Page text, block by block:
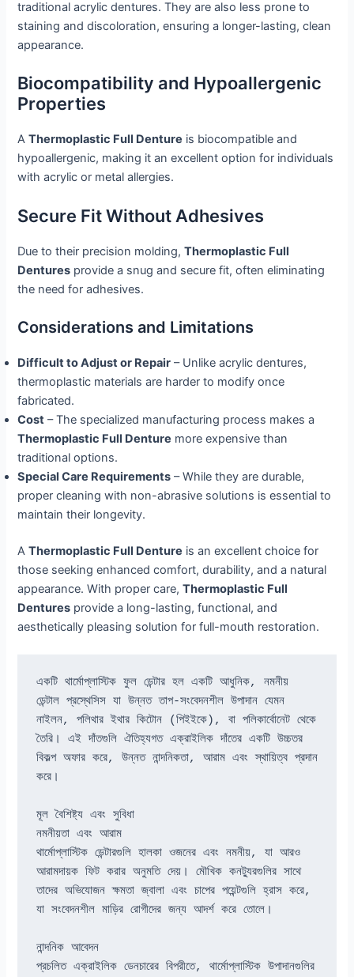
traditional acrylic dentures. They are also less prone to
staining and discoloration, ensuring a longer-lasting, clean
appearance.
Biocompatibility and Hypoallergenic
Properties
AThermoplastic Full Denture is biocompatible and
hypoallergenic, making it an excellent option for individuals
with acrylic or metal allergies.
Secure Fit Without Adhesives
Due to their precision molding,Thermoplastic Full
Dentures provide a snug and secure fit, often eliminating
the need for adhesives.
Considerations and Limitations
Difficult to Adjust or Repair – Unlike acrylic dentures,
thermoplastic materials are harder to modify once
fabricated.
Cost – The specialized manufacturing process makes a
Thermoplastic Full Denture more expensive than
traditional options.
Special Care Requirements – While they are durable,
proper cleaning with non-abrasive solutions is essential to
maintain their longevity.
AThermoplastic Full Denture is an excellent choice for
those seeking enhanced comfort, durability, and a natural
appearance. With proper care,Thermoplastic Full
Dentures provide a long-lasting, functional, and
aesthetically pleasing solution for full-mouth restoration.
একটি থার্মোপ্লাস্টিক ফুল ডেন্টার হল একটি আধুনিক, নমনীয়
ডেন্টাল প্রস্থেসিস যা উন্নত তাপ-সংবেদনশীল উপাদান যেমন
নাইলন, পলিথার ইথার কিটোন (পিইইকে), বা পলিকার্বোনেট থেকে
তৈরি। এই দাঁতগুলি ঐতিহ্যগত এক্রাইলিক দাঁতের একটি উচ্চতর
বিকল্প অফার করে, উন্নত নান্দনিকতা, আরাম এবং স্থায়িত্ব প্রদান
করে।
মূল বৈশিষ্ট্য এবং সুবিধা
নমনীয়তা এবং আরাম
থার্মোপ্লাস্টিক ডেন্টারগুলি হালকা ওজনের এবং নমনীয়, যা আরও
আরামদায়ক ফিট করার অনুমতি দেয়। মৌখিক কনট্যুরগুলির সাথে
তাদের অভিযোজন ক্ষমতা জ্বালা এবং চাপের পয়েন্টগুলি হ্রাস করে,
যা সংবেদনশীল মাড়ির রোগীদের জন্য আদর্শ করে তোলে।
নান্দনিক আবেদন
প্রচলিত এক্রাইলিক ডেনচারের বিপরীতে, থার্মোপ্লাস্টিক উপাদানগুলির